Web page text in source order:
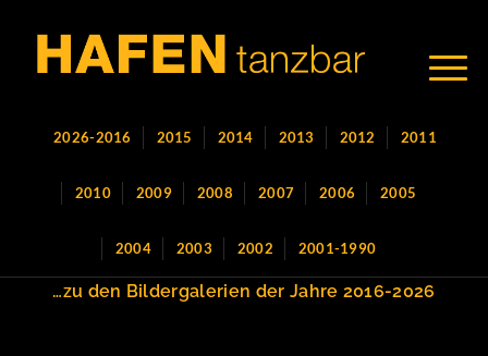
2026-2016 2015 2014 2013 2012 2011
2010 2009 2008 2007 2006 2005
2004 2003 2002 2001-1990
…zu den Bildergalerien der Jahre 2016-2026